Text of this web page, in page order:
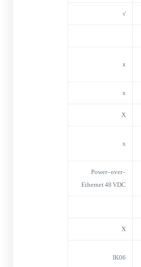
√
x
x
X
x
Power-over-
Ethernet 48 VDC
X
IK06